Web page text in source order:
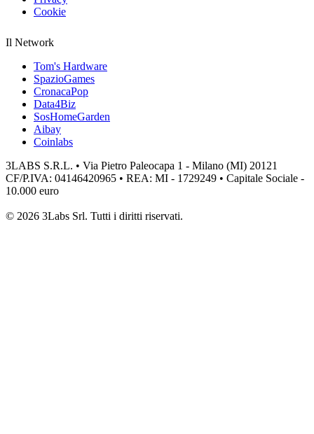
Cookie
Il Network
Tom's Hardware
SpazioGames
CronacaPop
Data4Biz
SosHomeGarden
Aibay
Coinlabs
3LABS S.R.L. • Via Pietro Paleocapa 1 - Milano (MI) 20121
CF/P.IVA: 04146420965 • REA: MI - 1729249 • Capitale Sociale -
10.000 euro
© 2026 3Labs Srl. Tutti i diritti riservati.